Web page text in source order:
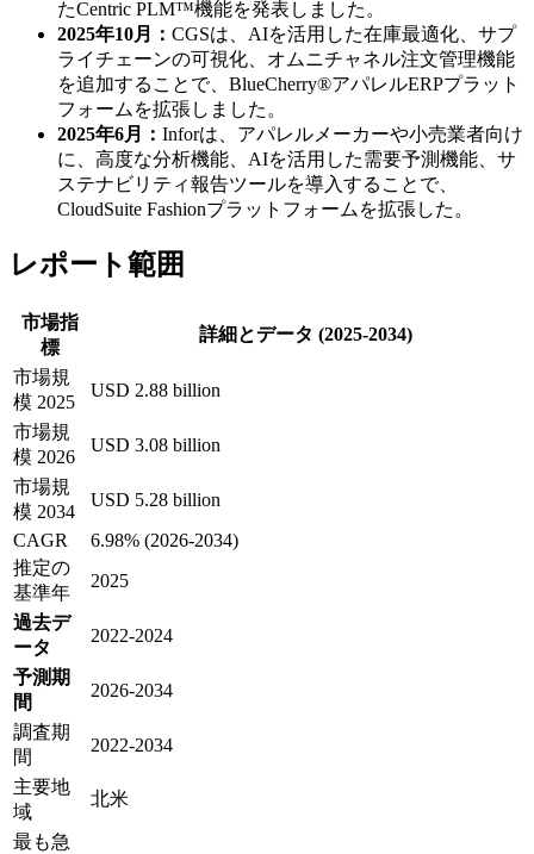
たCentric PLM™機能を発表しました。
2025年10月： CGSは、AIを活用した在庫最適化、サプ
ライチェーンの可視化、オムニチャネル注文管理機能
を追加することで、BlueCherry®アパレルERPプラット
フォームを拡張しました。
2025年6月： Inforは、アパレルメーカーや小売業者向け
に、高度な分析機能、AIを活用した需要予測機能、サ
ステナビリティ報告ツールを導入することで、
CloudSuite Fashionプラットフォームを拡張した。
レポート範囲
市場指
標
詳細とデータ (2025-2034)
市場規
模 2025
USD 2.88 billion
市場規
模 2026
USD 3.08 billion
市場規
模 2034
USD 5.28 billion
CAGR
6.98% (2026-2034)
推定の
基準年
2025
過去デ
ータ
2022-2024
予測期
間
2026-2034
調査期
間
2022-2034
主要地
域
北米
最も急